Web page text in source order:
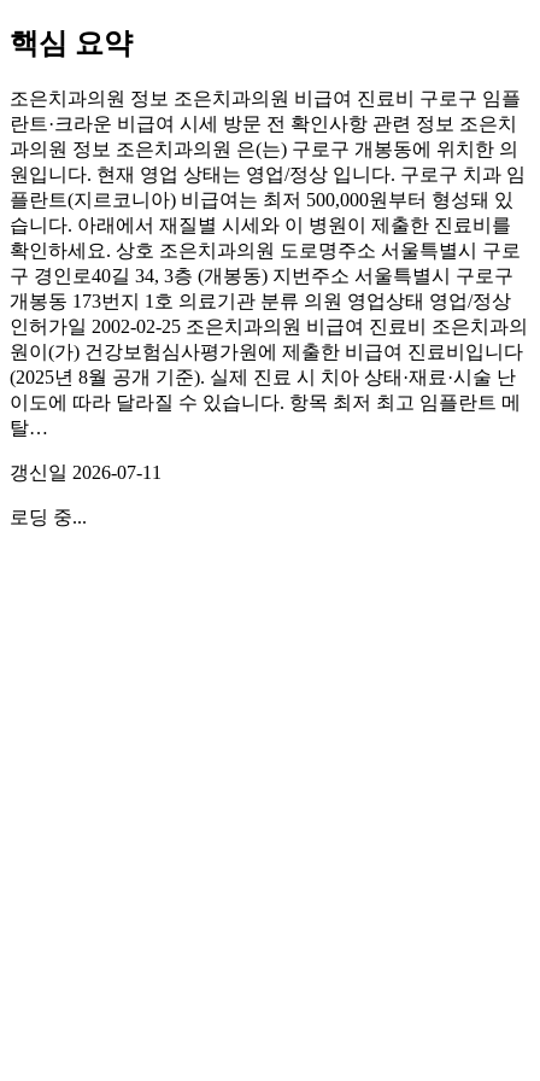
핵심 요약
조은치과의원 정보 조은치과의원 비급여 진료비 구로구 임플
란트·크라운 비급여 시세 방문 전 확인사항 관련 정보 조은치
과의원 정보 조은치과의원 은(는) 구로구 개봉동에 위치한 의
원입니다. 현재 영업 상태는 영업/정상 입니다. 구로구 치과 임
플란트(지르코니아) 비급여는 최저 500,000원부터 형성돼 있
습니다. 아래에서 재질별 시세와 이 병원이 제출한 진료비를
확인하세요. 상호 조은치과의원 도로명주소 서울특별시 구로
구 경인로40길 34, 3층 (개봉동) 지번주소 서울특별시 구로구
개봉동 173번지 1호 의료기관 분류 의원 영업상태 영업/정상
인허가일 2002-02-25 조은치과의원 비급여 진료비 조은치과의
원이(가) 건강보험심사평가원에 제출한 비급여 진료비입니다
(2025년 8월 공개 기준). 실제 진료 시 치아 상태·재료·시술 난
이도에 따라 달라질 수 있습니다. 항목 최저 최고 임플란트 메
탈…
갱신일 2026-07-11
로딩 중...